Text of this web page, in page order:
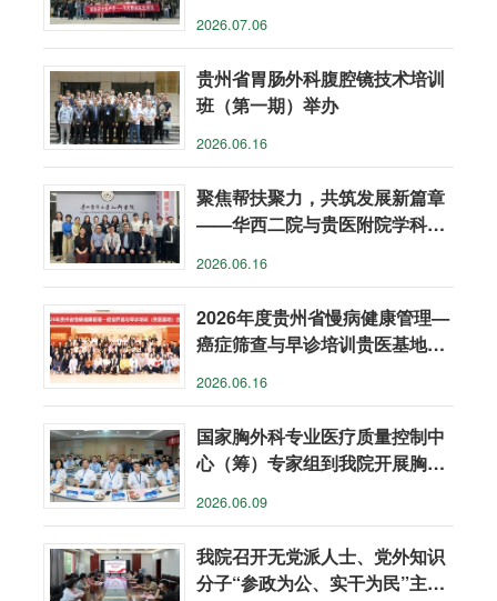
2026.07.06
贵州省胃肠外科腹腔镜技术培训
班（第一期）举办
2026.06.16
聚焦帮扶聚力，共筑发展新篇章
——华西二院与贵医附院学科帮
2026.06.16
2026年度贵州省慢病健康管理—
癌症筛查与早诊培训贵医基地线
2026.06.16
国家胸外科专业医疗质量控制中
心（筹）专家组到我院开展胸外
2026.06.09
我院召开无党派人士、党外知识
分子“参政为公、实干为民”主题